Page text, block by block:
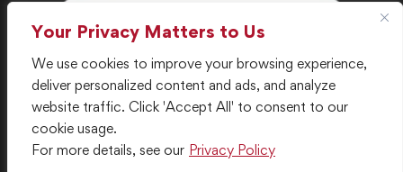
Your Privacy Matters to Us
We use cookies to improve your browsing experience,
deliver personalized content and ads, and analyze
website traffic. Click 'Accept All' to consent to our
cookie usage.
For more details, see our Privacy Policy
© 2024 . Alle Rechte vorbehalten. Erstellt mit ❤️ von LGC IT